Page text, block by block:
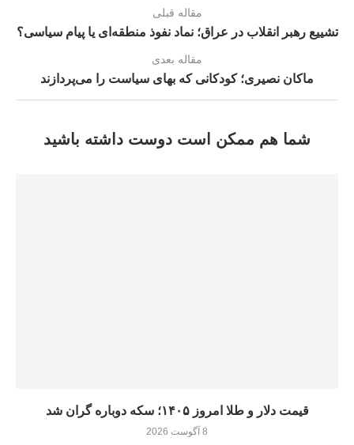
مقاله قبلی
تشییع رهبر انقلاب در عراق؛ نماد نفوذ منطقه‌ای یا پیام سیاسی؟
مقاله بعدی
ماکان نصیری؛ کودکانی که بهای سیاست را می‌پردازند
شما هم ممکن است دوست داشته باشید
قیمت دلار و طلا امروز ۱۴۰۵؛ سکه دوباره گران شد
8 آگوست 2026